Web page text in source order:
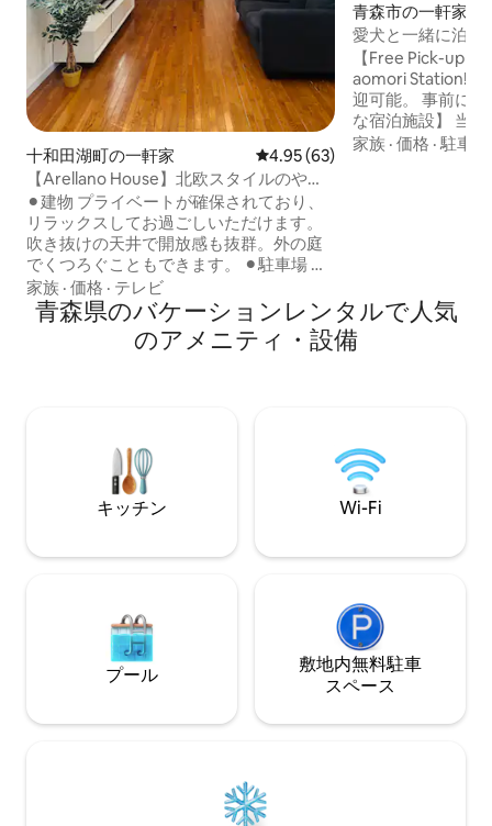
十和田湖町の一軒家 レビュー63件、5つ星中4.95つ
4.95 (63)
【Arellano House】北欧スタイルのやさ
しい家屋。一棟貸しで大切な人とゆっく
り過ごせます。
⚫︎建物 プライベートが確保されており、
リラックスしてお過ごしいただけます。
吹き抜けの天井で開放感も抜群。外の庭
でくつろぐこともできます。 ⚫︎駐車場 普
通自動車3台分の駐車スペースがありま
す。 ⚫︎設備 Wi-Fi、fire TV、エアコン、灯
油ストーブ、乾燥機付き洗濯機。季節を
問わず、快適にお過ごしいただけます。
ッチン 冷蔵庫、電子レンジ、トースタ
ー、炊飯器、その他の調理器具。お皿や
調味料もございます。 ⚫︎アクセス 予約確
定後、Googleマップのリンクを共有しま
ン、スーパー >徒歩10分 市役所、病院、
⚫︎レンタカーでお越しの場合 八戸駅から
40分、七戸十和田駅から30分。 東京方面
からお越しの場合は、八戸駅の利用をオ
ススメします。 ⚫︎バスでお越しの場合
家族 · 価格 · テレビ
青森市の一軒家
愛犬と一緒に泊ま
ンター・フェリ
平屋の一棟貸し
【Free Pick-up
aomori Station! 】
迎可能。 事前にリク
な宿泊施設】 当
骨平屋建物です。
屋】 🐶ペットと
ケージ 水飲み容
クッションマット
ります。 なお、
ウスルールを必ず
ご予約ください。 【Nature healing】 タ
ープテント付きの
家族 ·価格 ·駐車
青森県のバケーションレンタルで人気
のアメニティ・設備
キッチン Wi-Fi
プール
敷地内無料駐⁠車
ス⁠ペ⁠ー⁠ス